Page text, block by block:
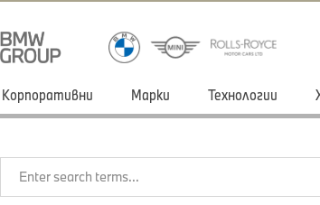
Корпоративни Марки Технологии
Enter search terms...